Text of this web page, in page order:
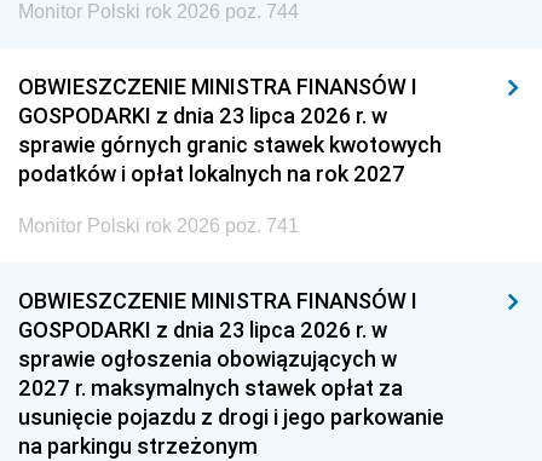
Monitor Polski rok 2026 poz. 744
OBWIESZCZENIE MINISTRA FINANSÓW I
GOSPODARKI z dnia 23 lipca 2026 r. w
sprawie górnych granic stawek kwotowych
podatków i opłat lokalnych na rok 2027
Monitor Polski rok 2026 poz. 741
OBWIESZCZENIE MINISTRA FINANSÓW I
GOSPODARKI z dnia 23 lipca 2026 r. w
sprawie ogłoszenia obowiązujących w
2027 r. maksymalnych stawek opłat za
usunięcie pojazdu z drogi i jego parkowanie
na parkingu strzeżonym